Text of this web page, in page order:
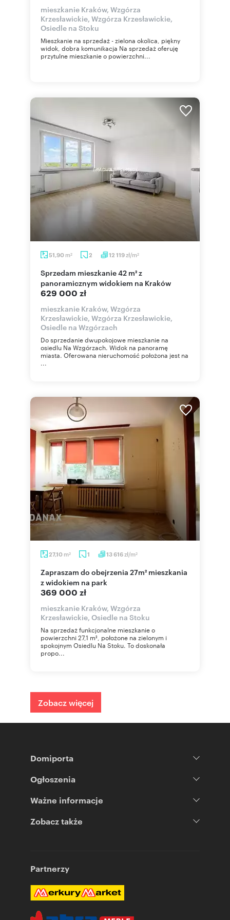
mieszkanie Kraków, Wzgórza
Krzesławickie, Wzgórza Krzesławickie,
Osiedle na Stoku
Mieszkanie na sprzedaż - zielona okolica, piękny
widok, dobra komunikacja Na sprzedaż oferuję
przytulne mieszkanie o powierzchni...
51,90 m2 2 12 119zł/m2
Sprzedam mieszkanie 42 m² z
panoramicznym widokiem na Kraków
629 000 zł
mieszkanie Kraków, Wzgórza
Krzesławickie, Wzgórza Krzesławickie,
Osiedle na Wzgórzach
Do sprzedanie dwupokojowe mieszkanie na
osiedlu Na Wzgórzach. Widok na panoramę
miasta. Oferowana nieruchomość położona jest na
...
27,10 m2 1 13 616zł/m2
Zapraszam do obejrzenia 27m² mieszkania
z widokiem na park
369 000 zł
mieszkanie Kraków, Wzgórza
Krzesławickie, Osiedle na Stoku
Na sprzedaż funkcjonalne mieszkanie o
powierzchni 27,1 m², położone na zielonym i
spokojnym Osiedlu Na Stoku. To doskonała
propo...
Zobacz więcej
Domiporta
Ogłoszenia
Ważne informacje
Zobacz także
Partnerzy